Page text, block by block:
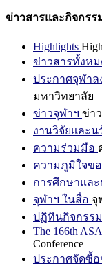
ข่าวสารและกิจกรร
Highlights
ข่าวสารทั้งห
ประกาศจุฬา
มหาวิทยาลัย
ข่าวจุฬาฯ ข่า
งานวิจัยและน
ความร่วมมือ
ความภูมิใจข
การศึกษาแล
จุฬาฯ ในสื่อ จุ
ปฏิทินกิจกรรม
The 166th
Conference
ประกาศจัดซื้อ